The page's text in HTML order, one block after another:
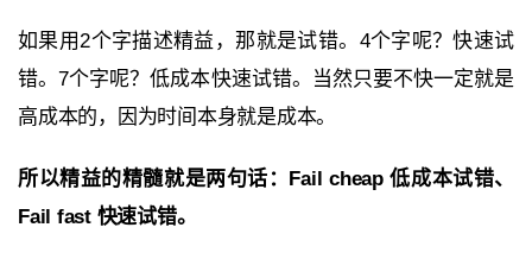
如果用2个字描述精益，那就是试错。4个字呢？快速试
错。7个字呢？低成本快速试错。当然只要不快一定就是
高成本的，因为时间本身就是成本。
所以精益的精髓就是两句话：Fail cheap 低成本试错、
Fail fast 快速试错。